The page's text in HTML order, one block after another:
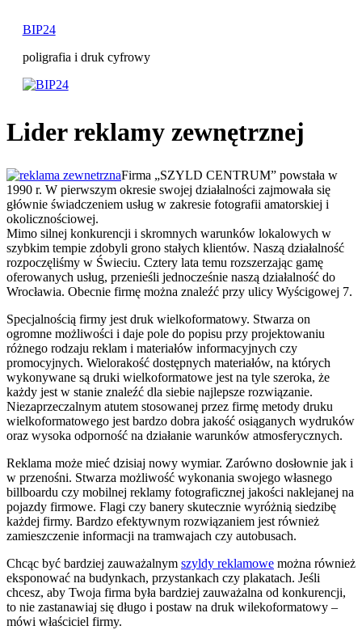
BIP24
poligrafia i druk cyfrowy
Lider reklamy zewnętrznej
Firma „SZYLD CENTRUM” powstała w
1990 r. W pierwszym okresie swojej działalności zajmowała się
głównie świadczeniem usług w zakresie fotografii amatorskiej i
okolicznościowej.
Mimo silnej konkurencji i skromnych warunków lokalowych w
szybkim tempie zdobyli grono stałych klientów. Naszą działalność
rozpoczęliśmy w Świeciu. Cztery lata temu rozszerzając gamę
oferowanych usług, przenieśli jednocześnie naszą działalność do
Wrocławia. Obecnie firmę można znaleźć przy ulicy Wyścigowej 7.
Specjalnością firmy jest druk wielkoformatowy. Stwarza on
ogromne możliwości i daje pole do popisu przy projektowaniu
różnego rodzaju reklam i materiałów informacyjnych czy
promocyjnych. Wielorakość dostępnych materiałów, na których
wykonywane są druki wielkoformatowe jest na tyle szeroka, że
każdy jest w stanie znaleźć dla siebie najlepsze rozwiązanie.
Niezaprzeczalnym atutem stosowanej przez firmę metody druku
wielkoformatowego jest bardzo dobra jakość osiąganych wydruków
oraz wysoka odporność na działanie warunków atmosferycznych.
Reklama może mieć dzisiaj nowy wymiar. Zarówno dosłownie jak i
w przenośni. Stwarza możliwość wykonania swojego własnego
billboardu czy mobilnej reklamy fotograficznej jakości naklejanej na
pojazdy firmowe. Flagi czy banery skutecznie wyróżnią siedzibę
każdej firmy. Bardzo efektywnym rozwiązaniem jest również
zamieszczenie informacji na tramwajach czy autobusach.
Chcąc być bardziej zauważalnym szyldy reklamowe można również
eksponować na budynkach, przystankach czy plakatach. Jeśli
chcesz, aby Twoja firma była bardziej zauważalna od konkurencji,
to nie zastanawiaj się długo i postaw na druk wilekoformatowy –
mówi właściciel firmy.